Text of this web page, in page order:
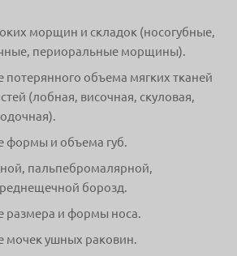
морщин и складок (носогубные,
периоральные морщины).
потерянного объема мягких тканей
(лобная, височная, скуловая,
формы и объема губ.
пальпебромалярной,
борозд.
размера и формы носа.
мочек ушных раковин.